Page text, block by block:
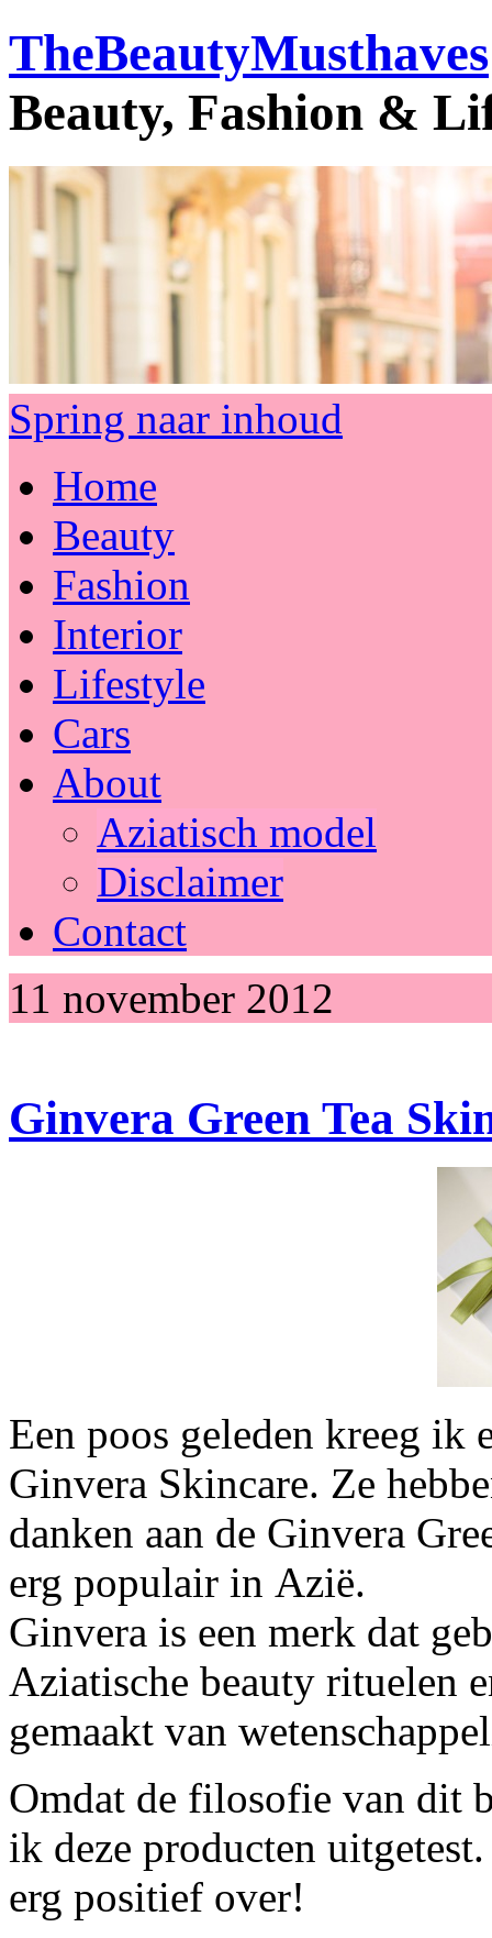
TheBeautyMusthaves
Beauty, Fashion &
Spring naar inhoud
Home
Beauty
Fashion
Interior
Lifestyle
Cars
About
Aziatisch model
Disclaimer
Contact
11 november 2012
Ginvera Green Tea
Een poos geleden kreeg ik
Ginvera Skincare. Ze
danken aan de Ginvera
erg populair in Azië.
Ginvera is een merk dat
Aziatische beauty rituelen
gemaakt van
Omdat de filosofie van dit
ik deze producten
erg positief over!